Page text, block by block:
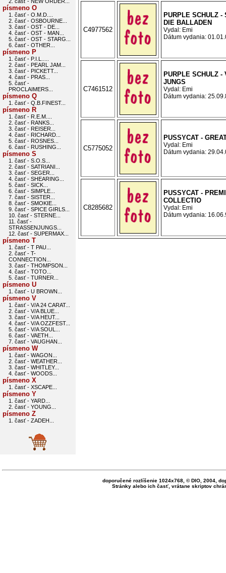
písmeno O
1. časť - O.M.D....
2. časť - OSBOURNE...
3. časť - OST - DE...
4. časť - OST - MAN...
5. časť - OST - STARG...
6. časť - OTHER...
písmeno P
1. časť - P.I.L.....
2. časť - PEARL JAM...
3. časť - PICKETT...
4. časť - PRAS...
5. časť -
PROCLAIMERS...
písmeno Q
1. časť - Q.B.FINEST...
písmeno R
1. časť - R.E.M....
2. časť - RANKS...
3. časť - REISER...
4. časť - RICHARD...
5. časť - ROSNES...
6. časť - RUSHING...
písmeno S
1. časť - S.O.S...
2. časť - SATRIANI...
3. časť - SEGER...
4. časť - SHEARING...
5. časť - SICK...
6. časť - SIMPLE...
7. časť - SISTER...
8. časť - SMOKIE...
9. časť - SPICE GIRLS...
10. časť - STERNE...
11. časť -
STRASSENJUNGS...
12. časť - SUPERMAX...
písmeno T
1. časť - T PAU...
2. časť - T-
CONNECTION...
3. časť - THOMPSON...
4. časť - TOTO...
5. časť - TURNER...
písmeno U
1. časť - U BROWN...
písmeno V
1. časť - V/A 24 CARAT...
2. časť - V/A BLUE...
3. časť - V/A HEUT...
4. časť - V/A OZZFEST...
5. časť - V/A SOUL...
6. časť - VAETH...
7. časť - VAUGHAN...
písmeno W
1. časť - WAGON...
2. časť - WEATHER...
3. časť - WHITLEY...
4. časť - WOODS...
písmeno X
1. časť - XSCAPE...
písmeno Y
1. časť - YARD...
2. časť - YOUNG...
písmeno Z
1. časť - ZADEH...
C4977562
PURPLE SCHULZ -
DIE BALLADEN
Vydal: Emi
Dátum vydania:
C7461512
PURPLE SCHULZ -
JUNGS
Vydal: Emi
Dátum vydania:
C5775052
PUSSYCAT -
Vydal: Emi
Dátum vydania:
C8285682
PUSSYCAT -
COLLECTIO
Vydal: Emi
Dátum vydania:
doporučené rozlíšenie 1024x768, © DIO, 2004,
Stránky alebo ich časť, vrátane skriptov